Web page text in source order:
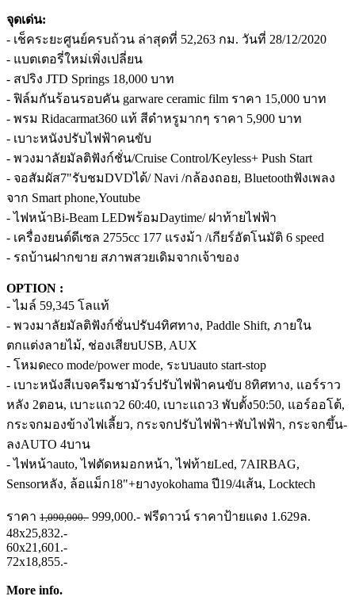
จุดเด่น:
- เช็คระยะศูนย์ครบถ้วน ล่าสุดที่ 52,263 กม. วันที่ 28/12/2020
- แบตเตอรี่ใหม่เพิ่งเปลี่ยน
- สปริง JTD Springs 18,000 บาท
- ฟิล์มกันร้อนรอบคัน garware ceramic film ราคา 15,000 บาท
- พรม Ridacarmat360 แท้ สีดำหรูมากๆ ราคา 5,900 บาท
- เบาะหนังปรับไฟฟ้าคนขับ
- พวงมาลัยมัลติฟังก์ชั่น/Cruise Control/Keyless+ Push Start
- จอสัมผัส7"รับชมDVDได้/ Navi /กล้องถอย, Bluetoothฟังเพลง
จาก Smart phone,Youtube
- ไฟหน้าBi-Beam LEDพร้อมDaytime/ ฝาท้ายไฟฟ้า
- เครื่องยนต์ดีเซล 2755cc 177 แรงม้า /เกียร์อัตโนมัติ 6 speed
- รถบ้านฝากขาย สภาพสวยเดิมจากเจ้าของ
OPTION :
- ไมล์ 59,345 โลแท้
- พวงมาลัยมัลติฟังก์ชั่นปรับ4ทิศทาง, Paddle Shift, ภายใน
ตกแต่งลายไม้, ช่องเสียบUSB, AUX
- โหมดeco mode/power mode, ระบบauto start-stop
- เบาะหนังสีเบจครีมชามัวร์ปรับไฟฟ้าคนขับ 8ทิศทาง, แอร์ราว
หลัง 2ตอน, เบาะแถว2 60:40, เบาะแถว3 พับตั้ง50:50, แอร์ออโต้,
กระจกมองข้างไฟเลี้ยว, กระจกปรับไฟฟ้า+พับไฟฟ้า, กระจกขึ้น-
ลงAUTO 4บาน
- ไฟหน้าauto, ไฟตัดหมอกหน้า, ไฟท้ายLed, 7AIRBAG,
Sensorหลัง, ล้อแม็ก18"+ยางyokohama ปี19/4เส้น, Locktech
ราคา 1,090,000.- 999,000.- ฟรีดาวน์ ราคาป้ายแดง 1.629ล.
48x25,832.-
60x21,601.-
72x18,855.-
More info.